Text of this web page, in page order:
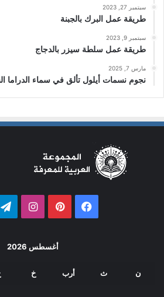
سبتمبر 27, 2023
طريقة عمل البرك بالجبنة
سبتمبر 9, 2023
طريقة عمل سلطة سيزر بالدجاج
مارس 7, 2025
نجوم نسمات أيلول تألق في سماء الدراما
فيسبوكبينتيريست
أغسطس 2026
ن ث أرب خ